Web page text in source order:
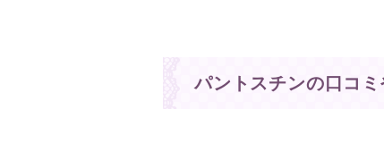
パントスチンの口コ